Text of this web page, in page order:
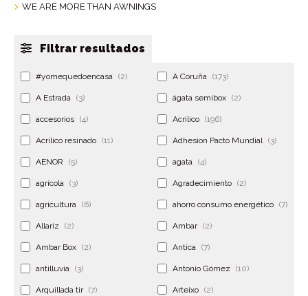
WE ARE MORE THAN AWNINGS
Filtrar resultados
#yomequedoencasa (2) A Coruña (173)
A Estrada (3) ágata semibox (2)
accesorios (4) Acrilico (196)
Acrilico resinado (11) Adhesion Pacto Mundial (3)
AENOR (5) agata (4)
agrícola (3) Agradecimiento (2)
agricultura (6) ahorro consumo energético (7)
Allariz (2) Ambar (2)
Ambar Box (2) Antica (7)
antilluvia (3) Antonio Gómez (10)
Arquillada tir (7) Arteixo (2)